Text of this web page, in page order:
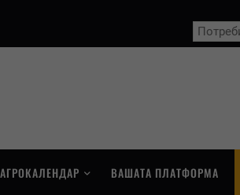
АГРОКАЛЕНДАР ВАШАТА ПЛАТФОРМА